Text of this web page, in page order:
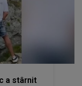
a stârnit